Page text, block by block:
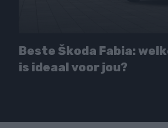
Beste Škoda Fabia:
is ideaal voor jou?